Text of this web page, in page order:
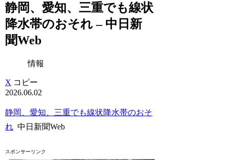
静岡、愛知、三重でも線状
降水帯のおそれ – 中日新
聞Web
情報
X コピー
2026.06.02
静岡、愛知、三重でも線状降水帯のおそ
れ 中日新聞Web
スポンサーリンク